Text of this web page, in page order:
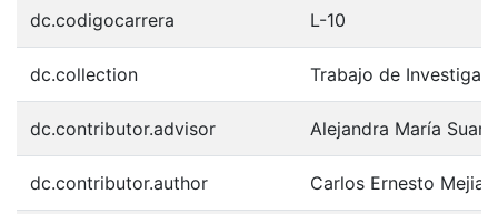
dc.codigocarrera L-10
dc.collection Trabajo de
dc.contributor.advisor Alejandra María
dc.contributor.author Carlos Ernesto Mejia